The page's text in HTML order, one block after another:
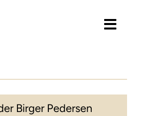
Birger Pedersen